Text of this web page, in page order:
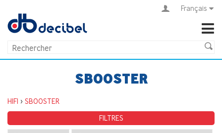
Français
SBOOSTER
HIFI > SBOOSTER
FILTRES